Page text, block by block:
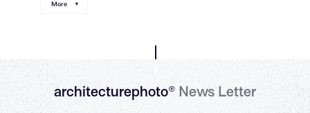
More
architecturephoto®News Letter